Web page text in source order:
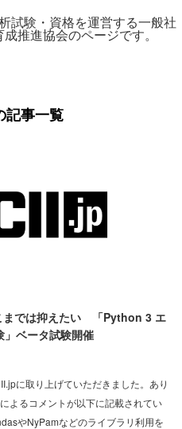
試験・資格を運営する一般社
推進協会のページです。
記事一覧
までは抑えたい 「Python 3 エ
」ベータ試験開催
に取り上げていただきました。あり
よるコメントが以下に記載されてい
やNyPamなどのライブラリ利用を